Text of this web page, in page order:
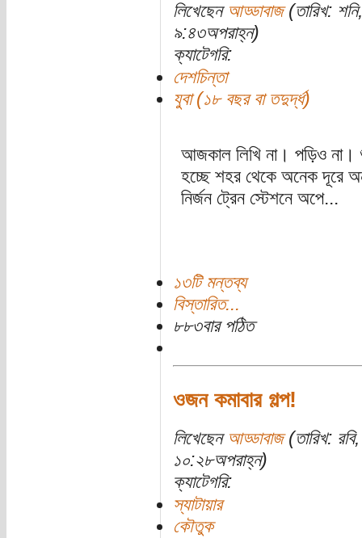
লিখেছেন আড্ডাবাজ(তারিখ:
৯:৪৩অপরাহ্ন)
ক্যাটেগরি:
দেশচিন্তা
যুবা (১৮ বছর বা তদুর্দ্ধ)
আজকাল লিখি না। পড়িও না।
হচ্ছে শহর থেকে অনেক দূরে
নির্জন ট্রেন স্টেশনে অপে...
১৩টি মন্তব্য
বিস্তারিত...
৮৮৩বার পঠিত
ওজন কমাবার গল্প!
লিখেছেন আড্ডাবাজ(তারিখ:
১০:২৮অপরাহ্ন)
ক্যাটেগরি:
স্যাটায়ার
কৌতুক